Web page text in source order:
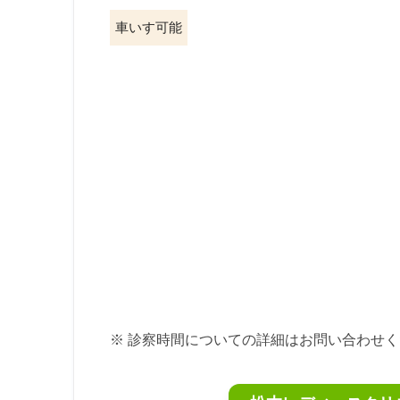
車いす可能
※ 診察時間についての詳細はお問い合わせく